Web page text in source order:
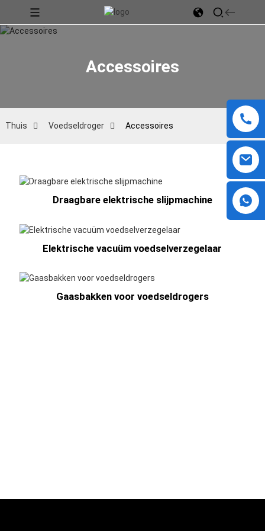
Accessoires
Thuis Voedseldroger Accessoires
Draagbare elektrische slijpmachine
Elektrische vacuüm voedselverzegelaar
Gaasbakken voor voedseldrogers